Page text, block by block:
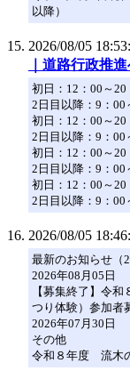
以降）
2026/08/05
｜道路行政推
初日：12：00～20
2日目以降：9：00
初日：12：00～20
2日目以降：9：00
初日：12：00～20
2日目以降：9：00
初日：12：00～20
2日目以降：9：00
2026/08/05
最新のお知らせ（
2026年08月05日
【募集終了】令
つり体験）参加者
2026年07月30日
その他
令和８年度 流木